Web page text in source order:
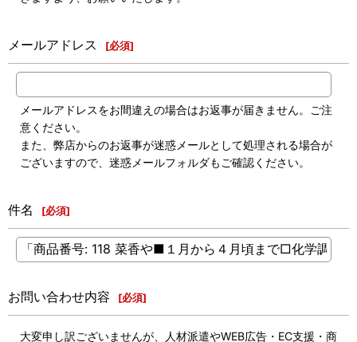
メールアドレス [必須]
メールアドレスをお間違えの場合はお返事が届きません。ご注
意ください。
また、弊店からのお返事が迷惑メールとして処理される場合が
ございますので、迷惑メールフォルダもご確認ください。
件名 [必須]
お問い合わせ内容 [必須]
大変申し訳ございませんが、人材派遣やWEB広告・EC支援・商